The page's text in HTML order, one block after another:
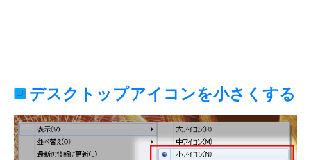
デスクトップアイコンを小さくする